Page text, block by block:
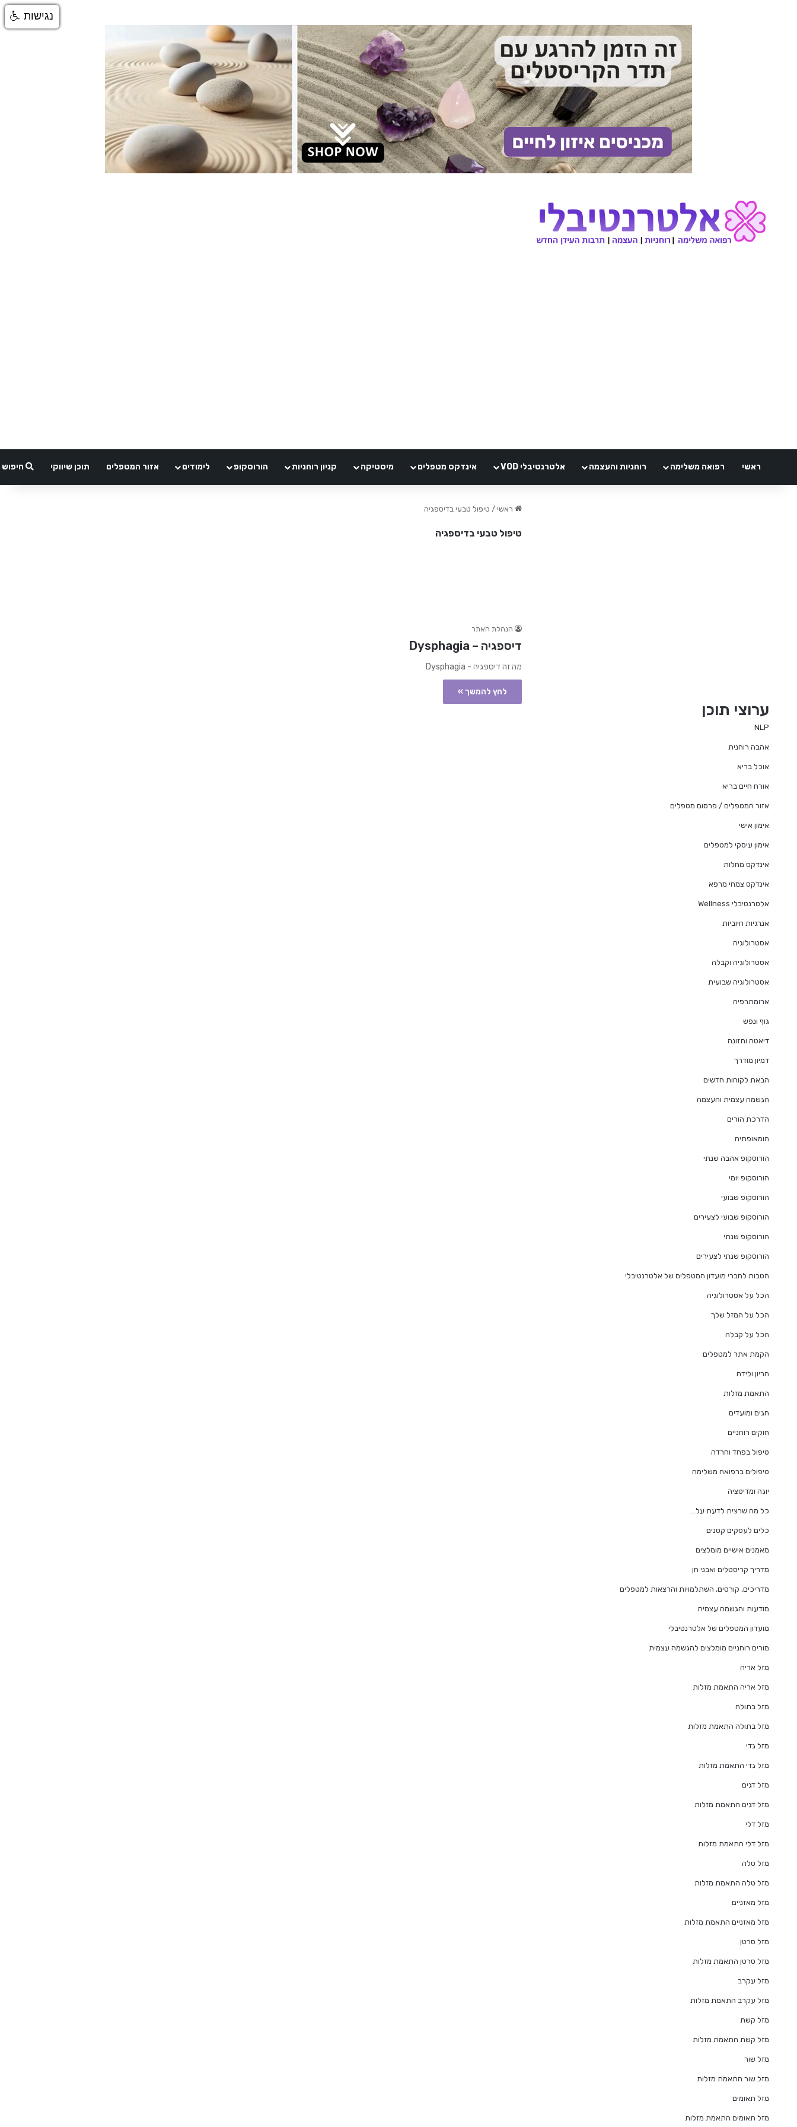
ראשי רפואה משלימה רוחניות והעצמה אלטרנטיבלי VOD אינדקס מטפלים מיסטיקה קניון רוחניות הורוסקופ לימודים אזור המטפלים תוכן שיווקי חיפוש
ראשי / טיפול טבעי בדיספגיה
טיפול טבעי בדיספגיה
הנהלת האתר
דיספגיה – Dysphagia
מה זה דיספגיה - Dysphagia
לחץ להמשך »
ערוצי תוכן
NLP
אהבה רוחנית
אוכל בריא
אורח חיים בריא
אזור המטפלים / פרסום מטפלים
אימון אישי
אימון עיסקי למטפלים
אינדקס מחלות
אינדקס צמחי מרפא
אלטרנטיבלי Wellness
אנרגיות חיוביות
אסטרולוגיה
אסטרולוגיה וקבלה
אסטרולוגיה שבועית
ארומתרפיה
גוף ונפש
דיאטה ותזונה
דמיון מודרך
הבאת לקוחות חדשים
הגשמה עצמית והעצמה
הדרכת הורים
הומאופתיה
הורוסקופ אהבה שנתי
הורוסקופ יומי
הורוסקופ שבועי
הורוסקופ שבועי לצעירים
הורוסקופ שנתי
הורוסקופ שנתי לצעירים
הטבות לחברי מועדון המטפלים של אלטרנטיבלי
הכל על אסטרולוגיה
הכל על המזל שלך
הכל על קבלה
הקמת אתר למטפלים
הריון ולידה
התאמת מזלות
חגים ומועדים
חוקים רוחניים
טיפול בפחד וחרדה
טיפולים ברפואה משלימה
יוגה ומדיטציה
כל מה שרצית לדעת על…
כלים לעסקים קטנים
מאמנים אישיים מומלצים
מדריך קריסטלים ואבני חן
מדריכים, קורסים, השתלמויות והרצאות למטפלים
מודעות והגשמה עצמית
מועדון המטפלים של אלטרנטיבלי
מורים רוחניים מומלצים להגשמה עצמית
מזל אריה
מזל אריה התאמת מזלות
מזל בתולה
מזל בתולה התאמת מזלות
מזל גדי
מזל גדי התאמת מזלות
מזל דגים
מזל דגים התאמת מזלות
מזל דלי
מזל דלי התאמת מזלות
מזל טלה
מזל טלה התאמת מזלות
מזל מאזניים
מזל מאזניים התאמת מזלות
מזל סרטן
מזל סרטן התאמת מזלות
מזל עקרב
מזל עקרב התאמת מזלות
מזל קשת
מזל קשת התאמת מזלות
מזל שור
מזל שור התאמת מזלות
מזל תאומים
מזל תאומים התאמת מזלות
נגישות